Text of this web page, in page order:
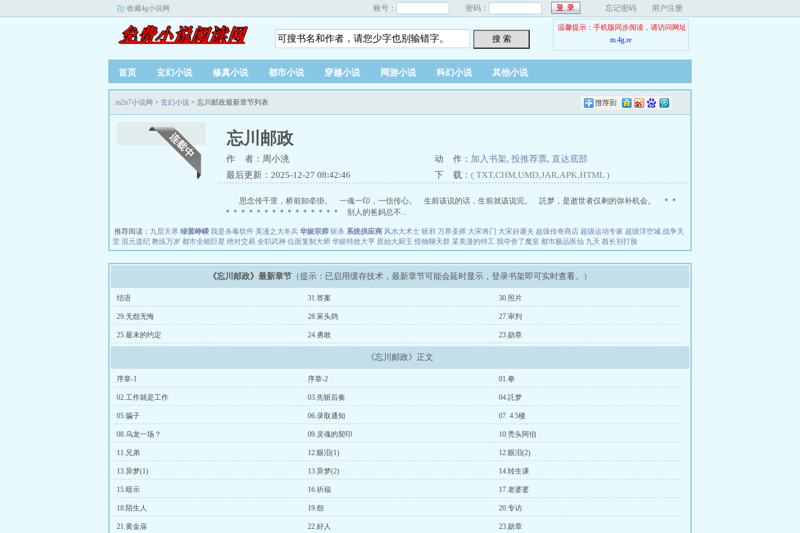
收藏4g小说网 账号： 密码： 忘记密码 用户注册
搜 索
温馨提示：手机版同步阅读，请访问网址
m.4g.re
首页 玄幻小说 修真小说 都市小说 穿越小说 网游小说 科幻小说 其他小说
m2n7小说网 > 玄幻小说 > 忘川邮政最新章节列表
忘川邮政
作 者：周小洮 动 作： 加入书架, 投推荐票, 直达底部
最后更新：2025-12-27 08:42:46
下 载： ( TXT,CHM,UMD,JAR,APK,HTML )
思念传千里，桥前卸牵掛。 一魂一印，一信传心。 生前该说的话，生前就该说完。 託梦，是逝世者仅剩的弥补机会。 ＊＊
＊＊＊＊＊＊＊＊＊＊＊＊＊＊＊ 别人的爸妈总不...
推荐阅读： 九层天界 绿茵峥嵘 我是杀毒软件 美漫之大冬兵 华娱宗师 斩杀 系统供应商 风水大术士 斩邪 万界圣师 大宋将门 大宋好屠夫 超级传奇商店 超级运动专家 超级浮空城 战争天
堂 混元道纪 教练万岁 都市全能巨星 绝对交易 全职武神 位面复制大师 华娱特效大亨 原始大厨王 怪物聊天群 某美漫的特工 我夺舍了魔皇 都市极品医仙 九天 酋长别打脸
《忘川邮政》最新章节 （提示：已启用缓存技术，最新章节可能会延时显示，登录书架即可实时查看。）
结语 31.答案 30.照片
29.无怨无悔 28.呆头鸽 27.审判
25.最末的约定 24.勇敢 23.勋章
《忘川邮政》正文
序章-1 序章-2 01.拳
02.工作就是工作 03.先斩后奏 04.託梦
05.骗子 06.录取通知 07. 4.5楼
08.乌龙一场？ 09.灵魂的契印 10.秃头阿伯
11.兄弟 12.眼泪(1) 12.眼泪(2)
13.异梦(1) 13.异梦(2) 14.转生课
15.暗示 16.祈福 17.老婆婆
18.陌生人 19.怨 20.专访
21.黄金庙 22.好人 23.勋章